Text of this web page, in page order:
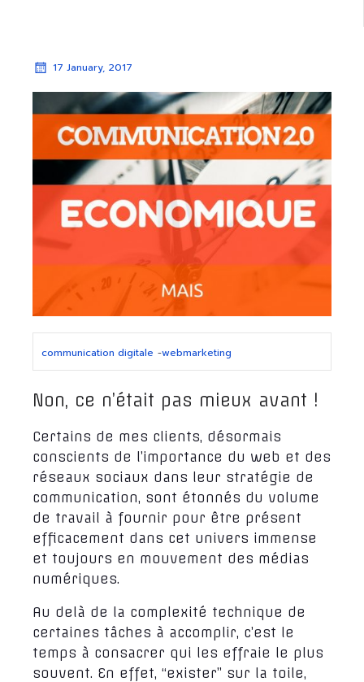
17 January, 2017
communication digitale -webmarketing
Non, ce n’était pas mieux avant !
Certains de mes clients, désormais
conscients de l’importance du web et des
réseaux sociaux dans leur stratégie de
communication, sont étonnés du volume
de travail à fournir pour être présent
efficacement dans cet univers immense
et toujours en mouvement des médias
numériques.
Au delà de la complexité technique de
certaines tâches à accomplir, c’est le
temps à consacrer qui les effraie le plus
souvent. En effet, “exister” sur la toile,